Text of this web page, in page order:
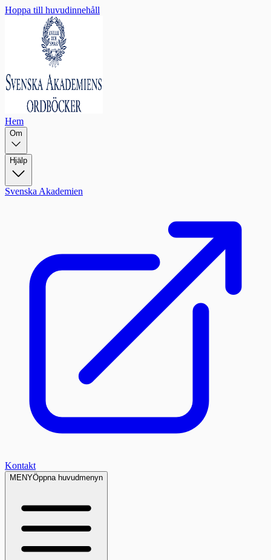
Hoppa till huvudinnehåll
Hem
Om
Hjälp
Svenska Akademien
Kontakt
MENYÖppna huvudmenyn